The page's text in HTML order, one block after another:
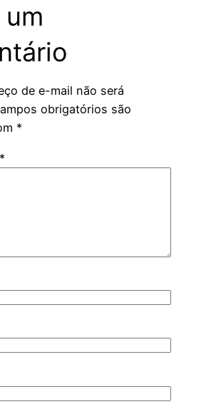
de e-mail não será
obrigatórios são
*
*